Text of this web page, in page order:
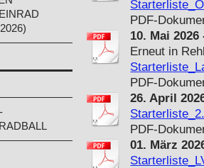
PDF-
10. Mai
Erneut in
PDF-
26. April
PDF-
01. März